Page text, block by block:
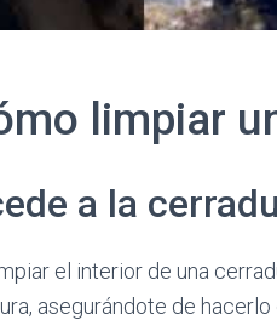
limpiar
a la
el interior de una
asegurándote de